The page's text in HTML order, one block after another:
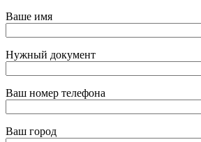
Ваше имя
Нужный документ
Ваш номер телефона
Ваш город